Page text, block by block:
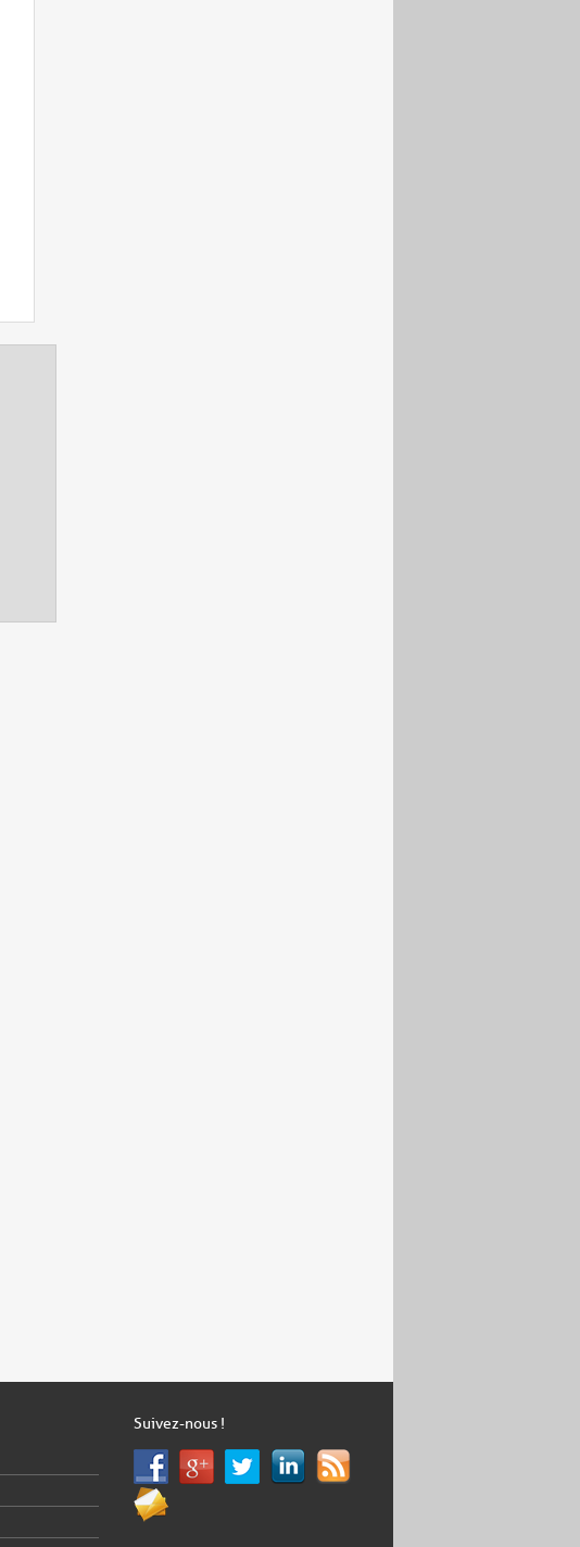
Suivez-nous !